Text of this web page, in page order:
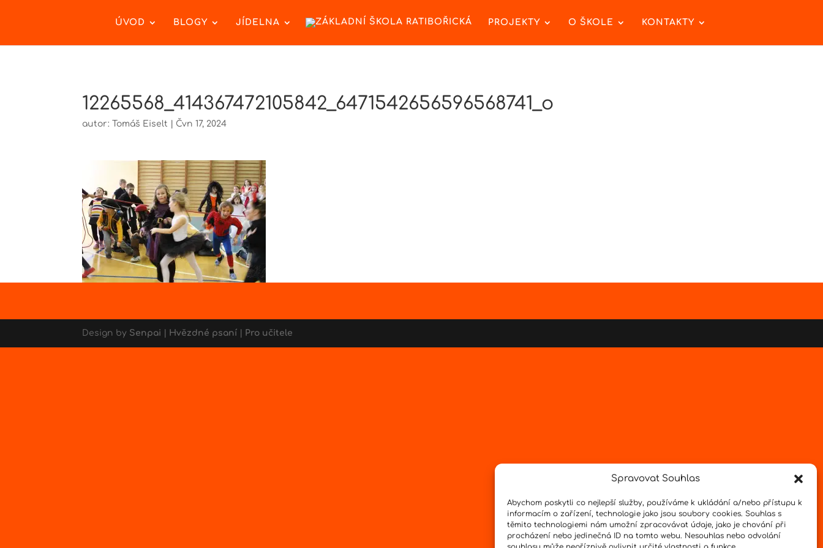
Spravovat Souhlas
Abychom poskytli co nejlepší služby, používáme k ukládání a/nebo přístupu k
informacím o zařízení, technologie jako jsou soubory cookies. Souhlas s
těmito technologiemi nám umožní zpracovávat údaje, jako je chování při
procházení nebo jedinečná ID na tomto webu. Nesouhlas nebo odvolání
ÚVOD BLOGY JÍDELNA PROJEKTY O ŠKOLE KONTAKTY
12265568_414367472105842_6471542656596568741_o
autor: Tomáš Eiselt Čvn 17, 2024
Design by Senpai Hvězdné psaní Pro učitele